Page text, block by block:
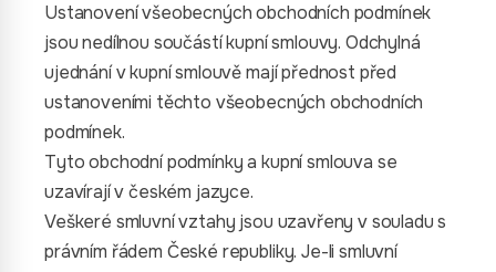
Ustanovení všeobecných obchodních podmínek
jsou nedílnou součástí kupní smlouvy. Odchylná
ujednání v kupní smlouvě mají přednost před
ustanoveními těchto všeobecných obchodních
podmínek.
Tyto obchodní podmínky a kupní smlouva se
uzavírají v českém jazyce.
Veškeré smluvní vztahy jsou uzavřeny v souladu s
právním řádem České republiky. Je-li smluvní